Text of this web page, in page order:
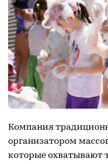
Компания
организатором
которые охватывают